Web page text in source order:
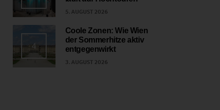
5. AUGUST 2026
4
Coole Zonen: Wie Wien
der Sommerhitze aktiv
entgegenwirkt
3. AUGUST 2026